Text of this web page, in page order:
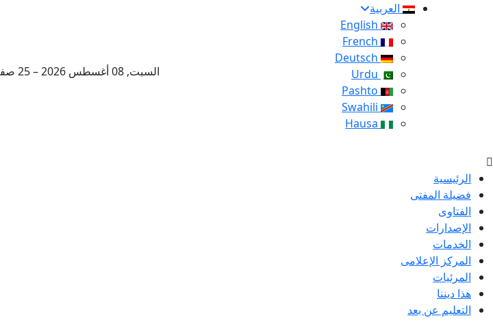
العربية
السبت, 08 أغسطس 2026 – 25 صفر 1448 هـ
الرئيسية
فضيلة المفتى
الفتاوى
الإصدارات
الخدمات
المركز الإعلامى
المرئيات
هذا ديننا
التعليم عن بعد